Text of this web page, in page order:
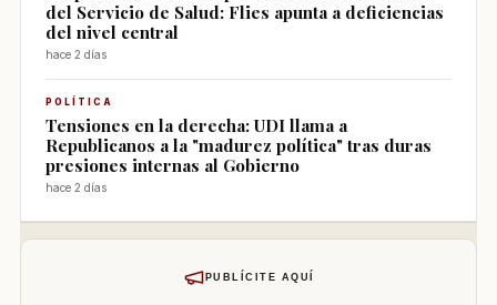
del Servicio de Salud: Flies apunta a deficiencias
del nivel central
hace 2 días
POLÍTICA
Tensiones en la derecha: UDI llama a
Republicanos a la "madurez política" tras duras
presiones internas al Gobierno
hace 2 días
PUBLÍCITE AQUÍ